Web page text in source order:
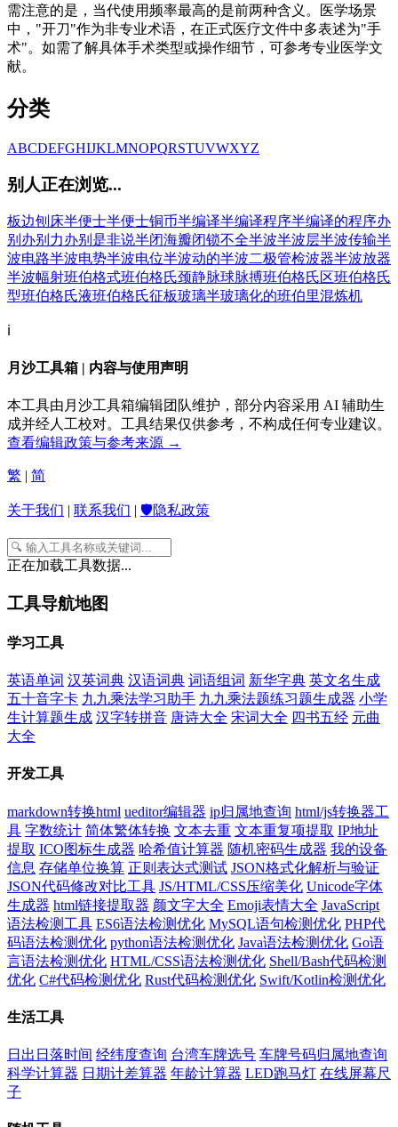
需注意的是，当代使用频率最高的是前两种含义。医学场景
中，"开刀"作为非专业术语，在正式医疗文件中多表述为"手
术"。如需了解具体手术类型或操作细节，可参考专业医学文
献。
分类
ABCDEFGHIJKLMNOPQRSTUVWXYZ
别人正在浏览...
板边刨床半便士半便士铜币半编译半编译程序半编译的程序办
别 办别力办别是非说半闭海瓣闭锁不全半波半波层半波传输半
波电路半波电势半波电位半波动的半波二极管检波器半波放器
半波幅射班伯格式班伯格氏颈静脉球脉搏班伯格氏区班伯格氏
型班伯格氏液班伯格氏征板玻璃半玻璃化的班伯里混炼机
ℹ️
月沙工具箱 | 内容与使用声明
本工具由月沙工具箱编辑团队维护，部分内容采用 AI 辅助生
成并经人工校对。工具结果仅供参考，不构成任何专业建议。
查看编辑政策与参考来源 →
繁 | 简
关于我们 | 联系我们 | 🛡️隐私政策
正在加载工具数据...
工具导航地图
学习工具
英语单词 汉英词典 汉语词典 词语组词 新华字典 英文名生成
五十音字卡 九九乘法学习助手 九九乘法题练习题生成器 小学
生计算题生成 汉字转拼音 唐诗大全 宋词大全 四书五经 元曲
大全
开发工具
markdown转换html ueditor编辑器 ip归属地查询 html/js转换器工
具 字数统计 简体繁体转换 文本去重 文本重复项提取 IP地址
提取 ICO图标生成器 哈希值计算器 随机密码生成器 我的设备
信息 存储单位换算 正则表达式测试 JSON格式化解析与验证
JSON代码修改对比工具 JS/HTML/CSS压缩美化 Unicode字体
生成器 html链接提取器 颜文字大全 Emoji表情大全 JavaScript
语法检测工具 ES6语法检测优化 MySQL语句检测优化 PHP代
码语法检测优化 python语法检测优化 Java语法检测优化 Go语
言语法检测优化 HTML/CSS语法检测优化 Shell/Bash代码检测
优化 C#代码检测优化 Rust代码检测优化 Swift/Kotlin检测优化
生活工具
日出日落时间 经纬度查询 台湾车牌选号 车牌号码归属地查询
科学计算器 日期计差算器 年龄计算器 LED跑马灯 在线屏幕尺
子